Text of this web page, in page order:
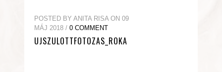
POSTED BY ANITA RISA ON 09
MÁJ 2018 / 0 COMMENT
UJSZULOTTFOTOZAS_ROKA